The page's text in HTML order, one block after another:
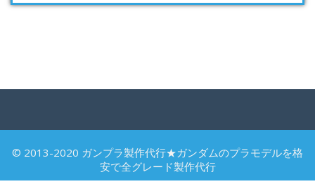
© 2013-2020 ガンプラ製作代行★ガンダムのプラモデルを格
安で全グレード製作代行